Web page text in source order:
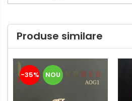
Produse similare
-35% NOU